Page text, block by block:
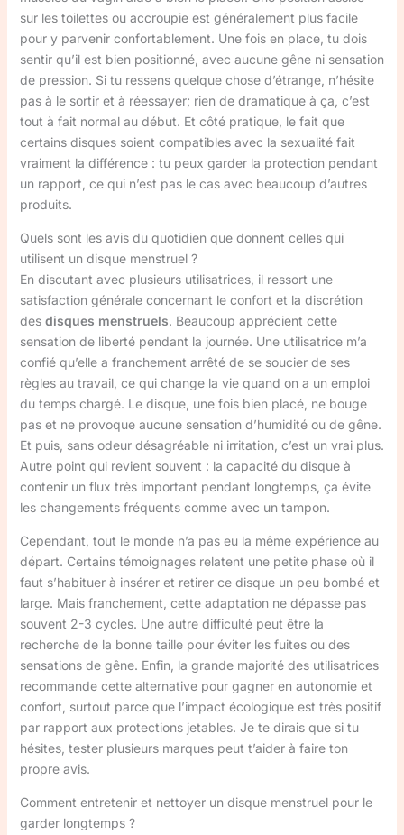
sur les toilettes ou accroupie est généralement plus facile
pour y parvenir confortablement. Une fois en place, tu dois
sentir qu’il est bien positionné, avec aucune gêne ni sensation
de pression. Si tu ressens quelque chose d’étrange, n’hésite
pas à le sortir et à réessayer; rien de dramatique à ça, c’est
tout à fait normal au début. Et côté pratique, le fait que
certains disques soient compatibles avec la sexualité fait
vraiment la différence : tu peux garder la protection pendant
un rapport, ce qui n’est pas le cas avec beaucoup d’autres
produits.
Quels sont les avis du quotidien que donnent celles qui
utilisent un disque menstruel ?
En discutant avec plusieurs utilisatrices, il ressort une
satisfaction générale concernant le confort et la discrétion
des disques menstruels. Beaucoup apprécient cette
sensation de liberté pendant la journée. Une utilisatrice m’a
confié qu’elle a franchement arrêté de se soucier de ses
règles au travail, ce qui change la vie quand on a un emploi
du temps chargé. Le disque, une fois bien placé, ne bouge
pas et ne provoque aucune sensation d’humidité ou de gêne.
Et puis, sans odeur désagréable ni irritation, c’est un vrai plus.
Autre point qui revient souvent : la capacité du disque à
contenir un flux très important pendant longtemps, ça évite
les changements fréquents comme avec un tampon.
Cependant, tout le monde n’a pas eu la même expérience au
départ. Certains témoignages relatent une petite phase où il
faut s’habituer à insérer et retirer ce disque un peu bombé et
large. Mais franchement, cette adaptation ne dépasse pas
souvent 2-3 cycles. Une autre difficulté peut être la
recherche de la bonne taille pour éviter les fuites ou des
sensations de gêne. Enfin, la grande majorité des utilisatrices
recommande cette alternative pour gagner en autonomie et
confort, surtout parce que l’impact écologique est très positif
par rapport aux protections jetables. Je te dirais que si tu
hésites, tester plusieurs marques peut t’aider à faire ton
propre avis.
Comment entretenir et nettoyer un disque menstruel pour le
garder longtemps ?